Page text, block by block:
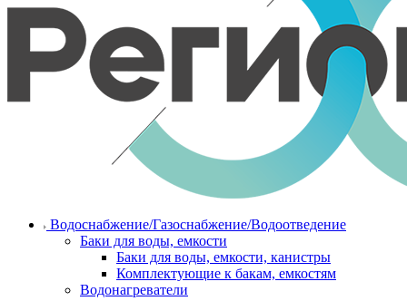
Водоснабжение/Газоснабжение/Водоотведение
Баки для воды, емкости
Баки для воды, емкости, канистры
Комплектующие к бакам, емкостям
Водонагреватели